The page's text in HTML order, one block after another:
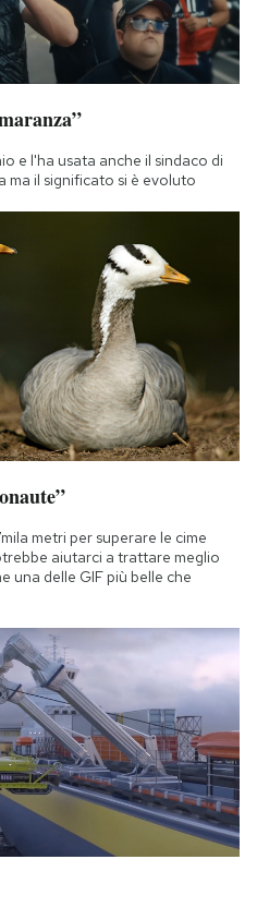
e l'ha usata anche il sindaco di
ma il significato si è evoluto
metri per superare le cime
aiutarci a trattare meglio
una delle GIF più belle che